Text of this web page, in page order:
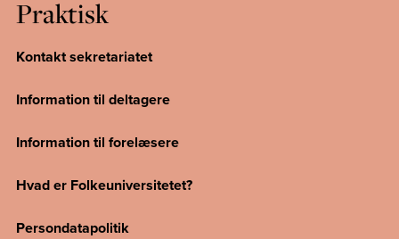
Praktisk
Kontakt sekretariatet
Information til deltagere
Information til forelæsere
Hvad er Folkeuniversitetet?
Persondatapolitik